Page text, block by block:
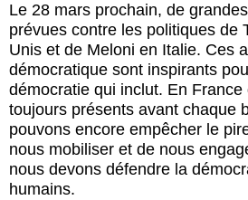
Le 28 mars prochain, de
prévues contre les politiques de
Unis et de Meloni en Italie. Ces
démocratique sont inspirants
démocratie qui inclut. En
toujours présents avant chaque
pouvons encore empêcher le
nous mobiliser et de nous
nous devons défendre la
humains.